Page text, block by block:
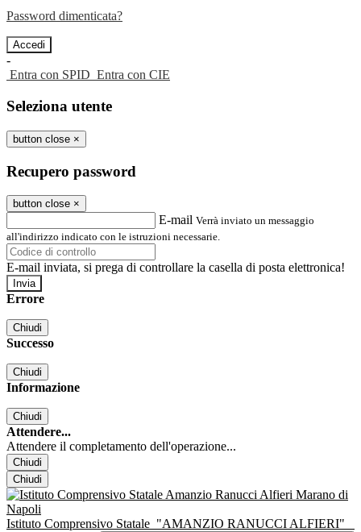
Password dimenticata?
-
Entra con SPID Entra con CIE
Seleziona utente
button close ×
Recupero password
button close ×
E-mail Verrà inviato un messaggio
all'indirizzo indicato con le istruzioni necessarie.
E-mail inviata, si prega di controllare la casella di posta elettronica!
Errore
Chiudi
Successo
Chiudi
Informazione
Chiudi
Attendere...
Attendere il completamento dell'operazione...
Chiudi
Chiudi
Istituto Comprensivo Statale "AMANZIO RANUCCI ALFIERI"